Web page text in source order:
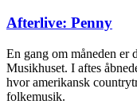
Afterlive: Penny
En gang om måneden er
Musikhuset. I aftes
hvor amerikansk
folkemusik.